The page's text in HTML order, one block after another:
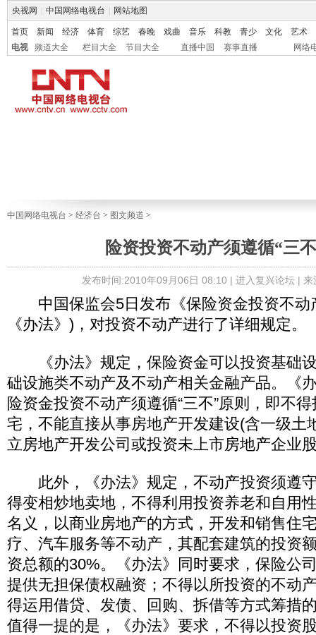
央视网 中国网络电视台 网站地图
首页 新闻 经济 体育 综艺 春晚 戏曲 音乐 科教 青少 文化
艺术
电视
频道大全 栏目大全 节目大全 直播中国 赛事直播 网络
中国网络电视台 > 经济台 > 图文频道 >
险资投资不动产须遵循“三
发布时间:2010年09月06日 08:10 | 进入复兴论坛| 来
中国保监会5日发布《保险资金投资不动
《办法》)，对投资不动产进行了详细规定。
《办法》规定，保险资金可以投资基础
础设施类不动产及不动产相关金融产品。《
险资金投资不动产须遵循“三不”原则，即不
宅，不能直接从事房地产开发建设(含一级土
立房地产开发公司或投资未上市房地产企业
此外，《办法》规定，不动产投资须遵
得变相炒地卖地，不得利用投资养老和自用
名义，以商业房地产的方式，开发和销售住
疗、汽车服务等不动产，其配套建筑的投资
资总额的30%。《办法》同时要求，保险公
提供无担保债权融资；不得以所投资的不动
得运用借贷、发债、回购、拆借等方式筹措
值得一提的是，《办法》要求，不得以投资